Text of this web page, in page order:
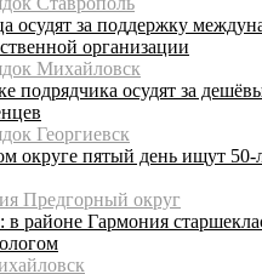
осудят за поддержку
организации
Михайловск
подрядчика осудят за
Георгиевск
округе пятый день ищут 50-
Предгорный округ
районе Гармония